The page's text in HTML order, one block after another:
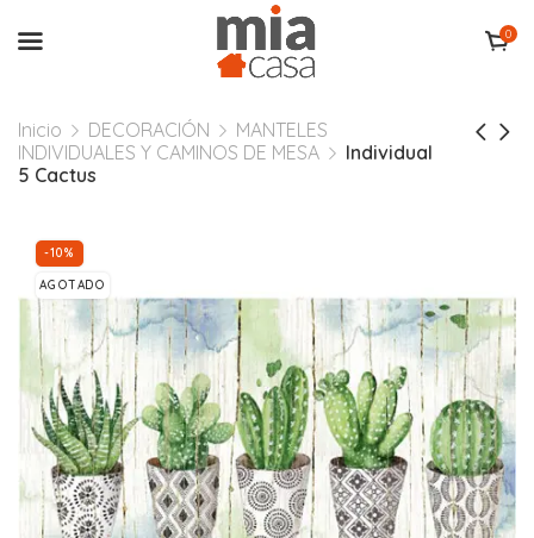
0
Inicio DECORACIÓN
MANTELES
INDIVIDUALES Y CAMINOS DE MESA
Individual
5 Cactus
-10%
AGOTADO